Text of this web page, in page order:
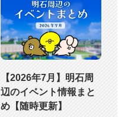
【2026年7月】明石周
辺のイベント情報まと
め【随時更新】